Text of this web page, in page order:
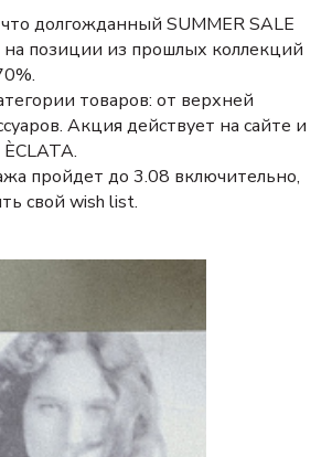
долгожданный SUMMER SALE
на позиции из прошлых коллекций
товаров: от верхней
Акция действует на сайте и
пройдет до 3.08 включительно,
свой wish list.